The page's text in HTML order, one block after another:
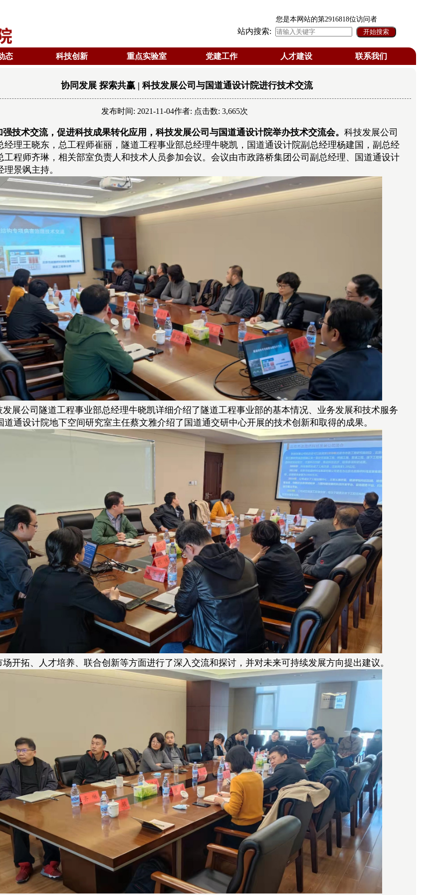
您是本网站的第2916818位访问者
站内搜索:
态 科技创新 重点实验室 党建工作 人才建设 联系我们
协同发展 探索共赢 | 科技发展公司与国道通设计院进行技术交流
发布时间: 2021-11-04作者: 点击数: 3,665次
强技术交流，促进科技成果转化应用，科技发展公司与国道通设计院举办技术交流会。科技发展公司
经理王晓东，总工程师崔丽，隧道工程事业部总经理牛晓凯，国道通设计院副总经理杨建国，副总经
工程师齐琳，相关部室负责人和技术人员参加会议。会议由市政路桥集团公司副总经理、国道通设计
景飒主持。
发展公司隧道工程事业部总经理牛晓凯详细介绍了隧道工程事业部的基本情况、业务发展和技术服务
道通设计院地下空间研究室主任蔡文雅介绍了国道通交研中心开展的技术创新和取得的成果。
场开拓、人才培养、联合创新等方面进行了深入交流和探讨，并对未来可持续发展方向提出建议。